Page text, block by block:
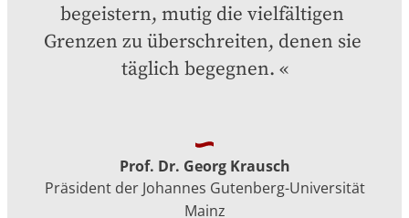
begeistern, mutig die vielfältigen
Grenzen zu überschreiten, denen sie
täglich begegnen.
Prof. Dr. Georg Krausch
Präsident der Johannes Gutenberg-Universität
Mainz